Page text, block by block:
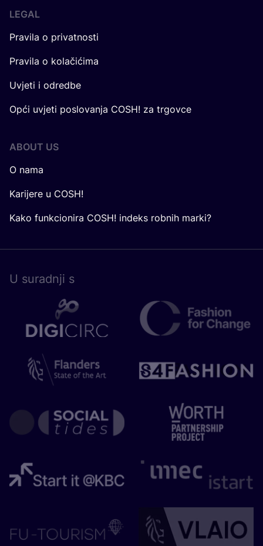
LEGAL
Pravila o privatnosti
Pravila o kolačićima
Uvjeti i odredbe
Opći uvjeti poslovanja COSH! za trgovce
ABOUT US
O nama
Karijere u COSH!
Kako funkcionira COSH! indeks robnih marki?
U surad­nji s